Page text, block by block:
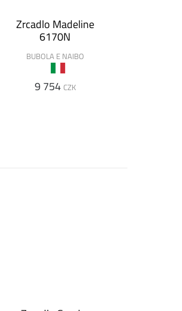
Zrcadlo Madeline
6170N
BUBOLA E NAIBO
9 754 CZK